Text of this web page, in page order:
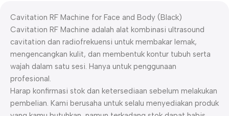
Cavitation RF Machine for Face and Body (Black)
Cavitation RF Machine adalah alat kombinasi ultrasound
cavitation dan radiofrekuensi untuk membakar lemak,
mengencangkan kulit, dan membentuk kontur tubuh serta
wajah dalam satu sesi. Hanya untuk penggunaan
profesional.
Harap konfirmasi stok dan ketersediaan sebelum melakukan
pembelian. Kami berusaha untuk selalu menyediakan produk